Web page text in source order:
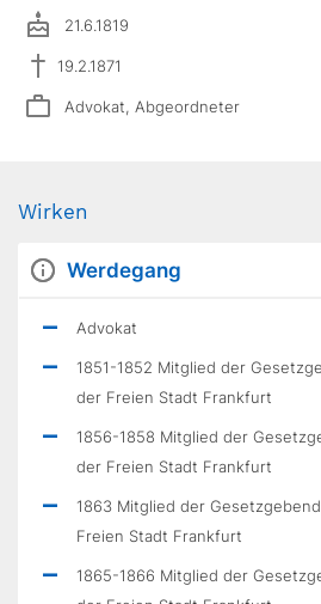
21.6.1819
19.2.1871
Advokat, Abgeordneter
Wirken
Werdegang
Advokat
1851-1852 Mitglied der
der Freien Stadt Frankfurt
1856-1858 Mitglied der
der Freien Stadt Frankfurt
1863 Mitglied der
Freien Stadt Frankfurt
1865-1866 Mitglied der